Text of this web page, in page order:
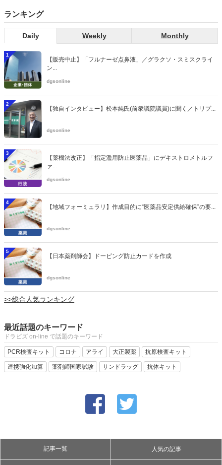
ランキング
Daily Weekly Monthly
1
【販売中止】「フルナーゼ点鼻液」／グラクソ・スミスクライ
ン...
dgsonline
2
【独自インタビュー】松本純氏(前衆議院議員)に聞く／トリプ...
dgsonline
3
【薬機法改正】「指定濫用防止医薬品」にデキストロメトルフ
ァ...
dgsonline
4
【地域フォーミュラリ】作成目的に“医薬品安定供給確保”の要...
dgsonline
5
【日本薬剤師会】ドーピング防止カードを作成
dgsonline
>>総合人気ランキング
最近話題のキーワード
ドラビズ on-line で話題のキーワード
PCR検査キット コロナ アライ 大正製薬 抗原検査キット
連携強化加算 薬剤師国家試験 サンドラッグ 抗体キット
記事一覧 人気の記事